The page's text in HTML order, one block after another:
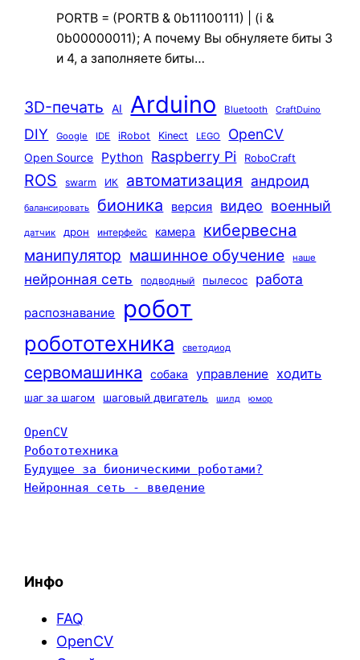
PORTB = (PORTB & 0b11100111) | (i &
0b00000011); А почему Вы обнуляете биты 3
и 4, а заполняете биты…
3D-печать AI Arduino Bluetooth CraftDuino
DIY Google IDE iRobot Kinect LEGO OpenCV
Open Source Python Raspberry Pi RoboCraft
ROS swarm ИК автоматизация андроид
балансировать бионика версия видео военный
датчик дрон интерфейс камера кибервесна
манипулятор машинное обучение наше
нейронная сеть подводный пылесос работа
распознавание робот
робототехника светодиод
сервомашинка собака управление ходить
шаг за шагом шаговый двигатель шилд юмор
OpenCV
Робототехника
Будущее за бионическими роботами?
Нейронная сеть - введение
Инфо
FAQ
OpenCV